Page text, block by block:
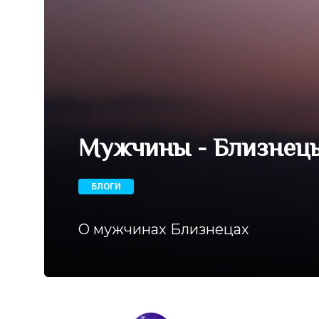
Мужчины -
БЛОГИ
О мужчинах Близнецах